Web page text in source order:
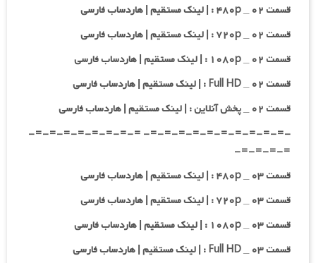
قسمت ۰۲ _ ۴۸۰p : | لینک مستقیم | هاردساب فارسی
قسمت ۰۲ _ ۷۲۰p : | لینک مستقیم | هاردساب فارسی
قسمت ۰۲ _ ۱۰۸۰p : | لینک مستقیم | هاردساب فارسی
قسمت ۰۲ _ Full HD : | لینک مستقیم | هاردساب فارسی
قسمت ۰۲ _ پخش آنلاین : | لینک مستقیم | هاردساب فارسی
-=-=-=-=-=-=-=-=-=-=- =-=-=-=-=-=-=-=-
=-=-=-=-
قسمت ۰۳ _ ۴۸۰p : | لینک مستقیم | هاردساب فارسی
قسمت ۰۳ _ ۷۲۰p : | لینک مستقیم | هاردساب فارسی
قسمت ۰۳ _ ۱۰۸۰p : | لینک مستقیم | هاردساب فارسی
قسمت ۰۳ _ Full HD : | لینک مستقیم | هاردساب فارسی